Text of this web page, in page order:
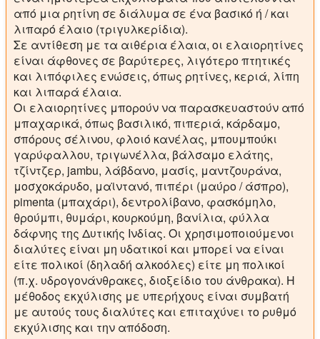
από μια ρητίνη σε διάλυμα σε ένα βασικό ή / και
λιπαρό έλαιο (τριγυλκερίδια).
Σε αντίθεση με τα αιθέρια έλαια, οι ελαιορητίνες
είναι άφθονες σε βαρύτερες, λιγότερο πτητικές
και λιπόφιλες ενώσεις, όπως ρητίνες, κεριά, λίπη
και λιπαρά έλαια.
Οι ελαιορητίνες μπορούν να παρασκευαστούν από
μπαχαρικά, όπως βασιλικό, πιπεριά, κάρδαμο,
σπόρους σέλινου, φλοιό κανέλας, μπουμπούκι
γαρύφαλλου, τριγωνέλλα, βάλσαμο ελάτης,
τζίντζερ, jambu, λάβδανο, μασίς, μαντζουράνα,
μοσχοκάρυδο, μαϊντανό, πιπέρι (μαύρο / άσπρο),
pimenta (μπαχάρι), δεντρολίβανο, φασκόμηλο,
θρούμπι, θυμάρι, κουρκούμη, βανίλια, φύλλα
δάφνης της Δυτικής Ινδίας. Οι χρησιμοποιούμενοι
διαλύτες είναι μη υδατικοί και μπορεί να είναι
είτε πολικοί (δηλαδή αλκοόλες) είτε μη πολικοί
(π.χ. υδρογονάνθρακες, διοξείδιο του άνθρακα). Η
μέθοδος εκχύλισης με υπερήχους είναι συμβατή
με αυτούς τους διαλύτες και επιταχύνει το ρυθμό
εκχύλισης και την απόδοση.